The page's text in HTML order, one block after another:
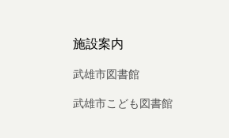
施設案内
武雄市図書館
武雄市こども図書館